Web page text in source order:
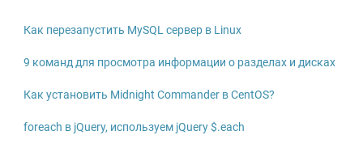
Как перезапустить MySQL сервер в Linux
9 команд для просмотра информации о разделах и дисках
Как установить Midnight Commander в CentOS?
foreach в jQuery, используем jQuery $.each